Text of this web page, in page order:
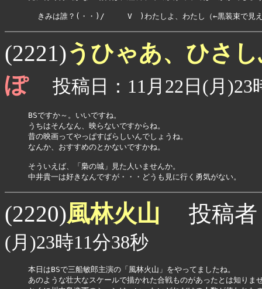
きみは誰？(・・)/　　　V　)わたしよ、わたし（←黒装束で見
(2221)うひゃあ、ひさ
ぽ 投稿日：11月22日(月)23
BSですか～。いいですね。
うちはそんなん、映らないですからね。
昔の映画ってやっぱすばらしいんでしょうね。
なんか、おすすめのとかないですかね。
そういえば、「梟の城」見た人いませんか。
(2220)風林火山 投稿者
(月)23時11分38秒
本日はBSで三船敏郎主演の「風林火山」をやってましたね。
あのような壮大なスケールで描かれた合戦ものがあったとは知りま